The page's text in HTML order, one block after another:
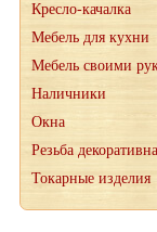
Кресло-качалка
Мебель для кухни
Мебель своими
Наличники
Окна
Резьба
Токарные изделия